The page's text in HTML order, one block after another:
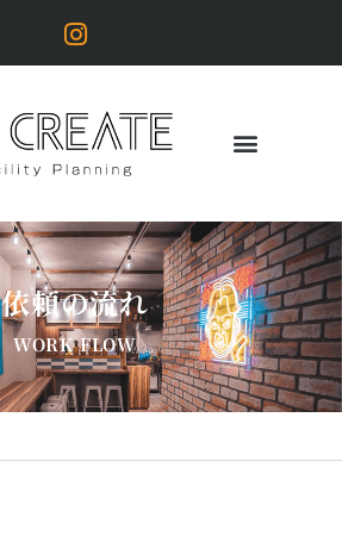
依頼の流れ
WORK FLOW